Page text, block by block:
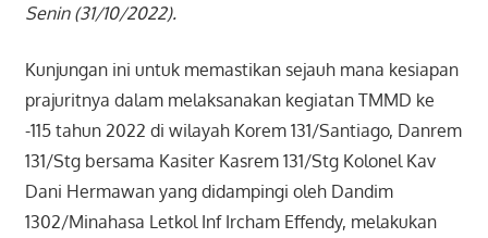
Senin (31/10/2022).
Kunjungan ini untuk memastikan sejauh mana kesiapan
prajuritnya dalam melaksanakan kegiatan TMMD ke
-115 tahun 2022 di wilayah Korem 131/Santiago, Danrem
131/Stg bersama Kasiter Kasrem 131/Stg Kolonel Kav
Dani Hermawan yang didampingi oleh Dandim
1302/Minahasa Letkol Inf Ircham Effendy, melakukan